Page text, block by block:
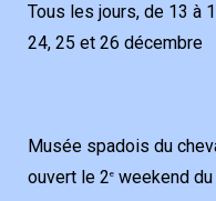
Tous les jours, de 13 à
24, 25 et 26 décembre
Musée spadois du
ouvert le 2e weekend